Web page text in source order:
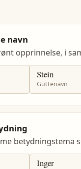
navn
opprinnelse, i
Stein
Guttenavn
betydningstema
Inger